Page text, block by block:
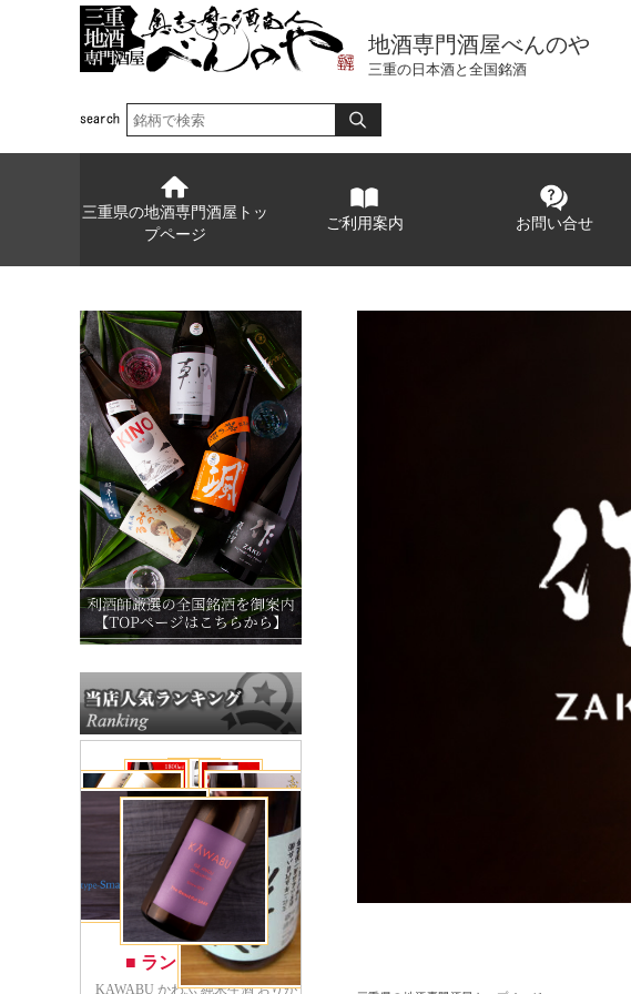
地酒専門酒屋べんのや
三重の日本酒と全国銘酒
三重県の地酒専門酒屋トッ
プページ
ご利用案内 お問い合せ